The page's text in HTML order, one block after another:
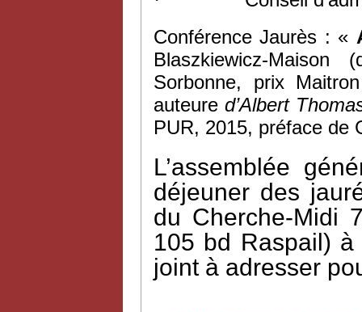
Conférence Jaurès : «
Blaszkiewicz-Maison
Sorbonne, prix
auteure d’Albert
PUR, 2015, préface de
L’assemblée
déjeuner des
du Cherche-Midi
105 bd Raspail)
joint à adresser